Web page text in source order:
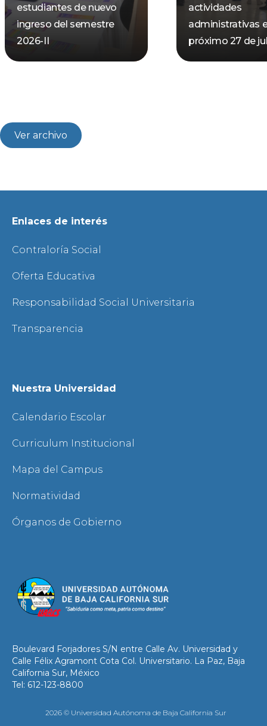
estudiantes de nuevo
ingreso del semestre
2026-II
actividades
administrativas
próximo 27 de
Ver archivo
Enlaces de interés
Contraloría Social
Oferta Educativa
Responsabilidad Social Universitaria
Transparencia
Nuestra Universidad
Calendario Escolar
Curriculum Institucional
Mapa del Campus
Normatividad
Órganos de Gobierno
Boulevard Forjadores S/N entre Calle Av. Universidad y
Calle Félix Agramont Cota Col. Universitario. La Paz, Baja
California Sur, México
Tel: 612-123-8800
2026 © Universidad Autónoma de Baja California Sur